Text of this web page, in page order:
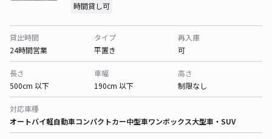
時間貸し可
貸出時間
24時間営業
タイプ
平置き
再入庫
可
長さ
500cm 以下
車幅
190cm 以下
高さ
制限なし
対応車種
オートバイ軽自動車コンパクトカー中型車ワンボックス大型車・SUV